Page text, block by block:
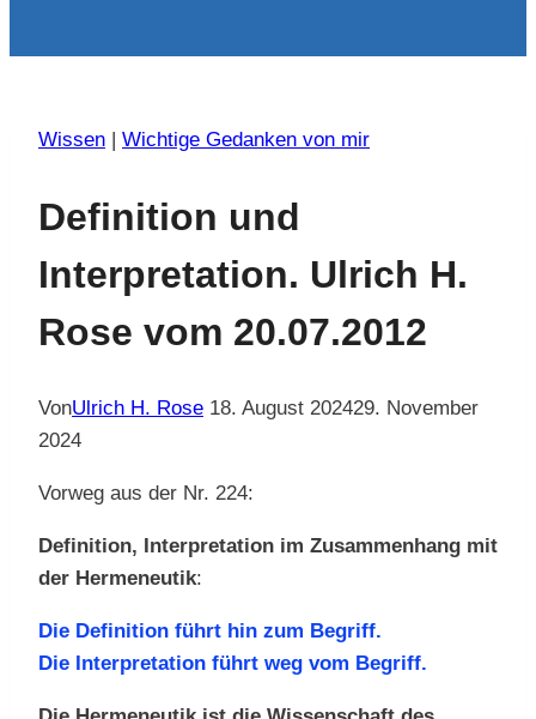
Wissen Wichtige Gedanken von mir
Definition und
Interpretation. Ulrich H.
Rose vom 20.07.2012
VonUlrich H. Rose 18. August 202429. November
2024
Vorweg aus der Nr. 224:
Definition, Interpretation im Zusammenhang mit
der Hermeneutik:
Die Definition führt hin zum Begriff.
Die Interpretation führt weg vom Begriff.